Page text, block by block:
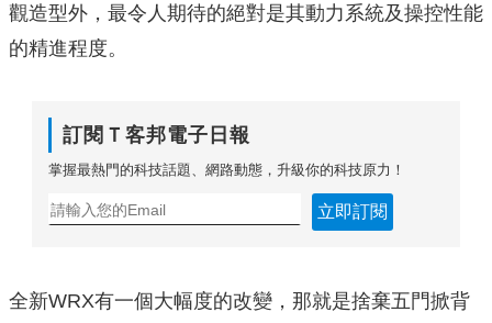
觀造型外，最令人期待的絕對是其動力系統及操控性能
的精進程度。
訂閱Ｔ客邦電子日報
掌握最熱門的科技話題、網路動態，升級你的科技原力！
立即訂閱
全新WRX有一個大幅度的改變，那就是捨棄五門掀背